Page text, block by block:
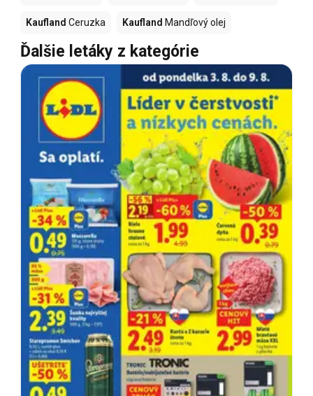
Kaufland Ceruzka Kaufland Mandľový olej
Ďalšie letáky z kategórie